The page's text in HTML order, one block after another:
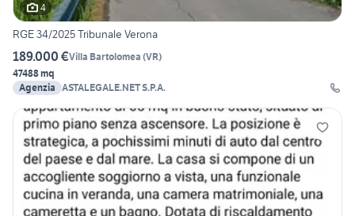
4
RGE 34/2025 Tribunale Verona
189.000 €Villa Bartolomea (VR)
47488 mq
Agenzia ASTALEGALE.NET S.P.A.